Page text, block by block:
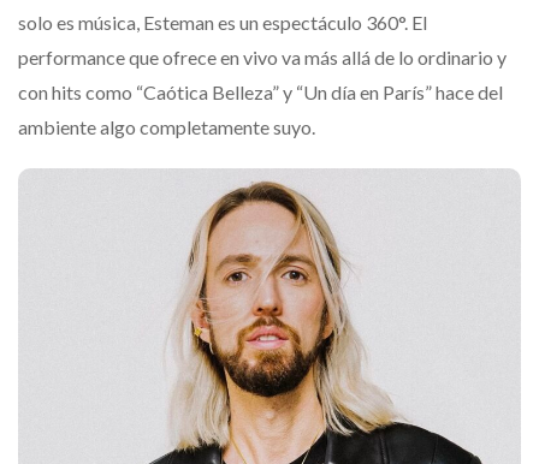
solo es música, Esteman es un espectáculo 360°. El
performance que ofrece en vivo va más allá de lo ordinario y
con hits como “Caótica Belleza” y “Un día en París” hace del
ambiente algo completamente suyo.